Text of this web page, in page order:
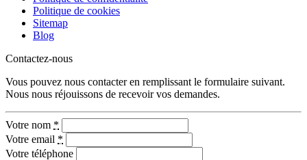
Politique de cookies
Sitemap
Blog
Contactez-nous
Vous pouvez nous contacter en remplissant le formulaire suivant.
Nous nous réjouissons de recevoir vos demandes.
Votre nom *
Votre email *
Votre téléphone